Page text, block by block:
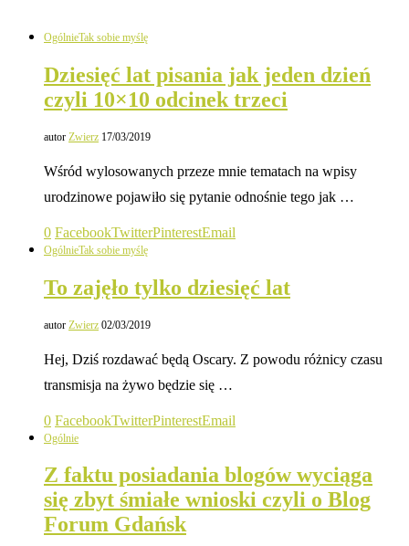
OgólnieTak sobie myślę
Dziesięć lat pisania jak jeden dzień
czyli 10×10 odcinek trzeci
autor Zwierz 17/03/2019
Wśród wylosowanych przeze mnie tematach na wpisy
urodzinowe pojawiło się pytanie odnośnie tego jak …
0 FacebookTwitterPinterestEmail
OgólnieTak sobie myślę
To zajęło tylko dziesięć lat
autor Zwierz 02/03/2019
Hej, Dziś rozdawać będą Oscary. Z powodu różnicy czasu
transmisja na żywo będzie się …
0 FacebookTwitterPinterestEmail
Ogólnie
Z faktu posiadania blogów wyciąga
się zbyt śmiałe wnioski czyli o Blog
Forum Gdańsk